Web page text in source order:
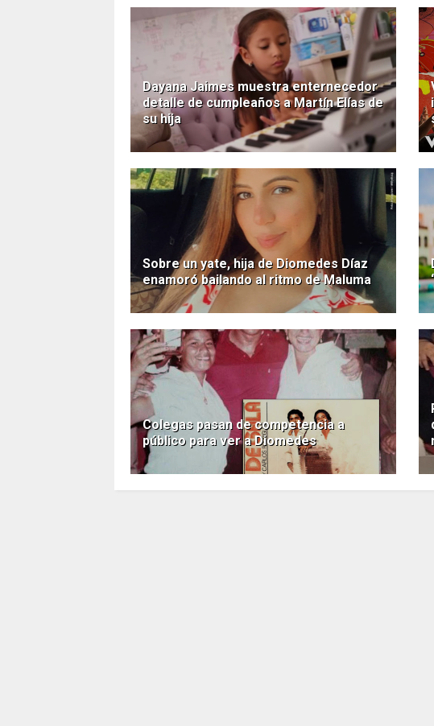
Dayana Jaimes muestra enternecedor
detalle de cumpleaños a Martín Elías de
su hija
Sobre un yate, hija de Diomedes Díaz
enamoró bailando al ritmo de Maluma
Colegas pasan de competencia a
público para ver a Diomedes